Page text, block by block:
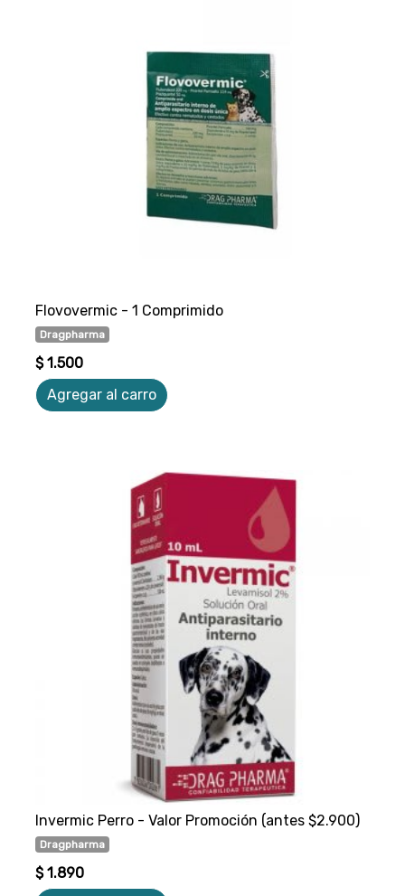
Flovovermic - 1 Comprimido
Dragpharma
$ 1.500
Agregar al carro
Invermic Perro - Valor Promoción (antes $2.900)
Dragpharma
$ 1.890